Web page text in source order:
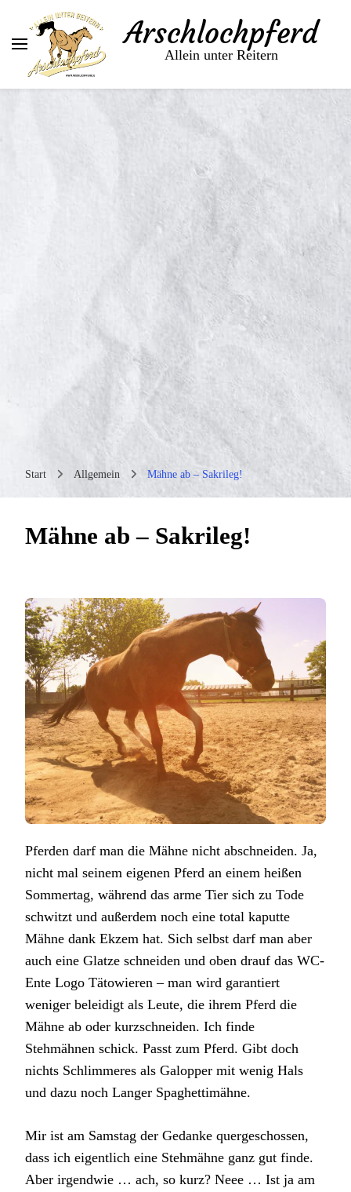
Arschlochpferd
Allein unter Reitern
Start Allgemein Mähne ab – Sakrileg!
Mähne ab – Sakrileg!
Pferden darf man die Mähne nicht abschneiden. Ja,
nicht mal seinem eigenen Pferd an einem heißen
Sommertag, während das arme Tier sich zu Tode
schwitzt und außerdem noch eine total kaputte
Mähne dank Ekzem hat. Sich selbst darf man aber
auch eine Glatze schneiden und oben drauf das WC-
Ente Logo Tätowieren – man wird garantiert
weniger beleidigt als Leute, die ihrem Pferd die
Mähne ab oder kurzschneiden. Ich finde
Stehmähnen schick. Passt zum Pferd. Gibt doch
nichts Schlimmeres als Galopper mit wenig Hals
und dazu noch Langer Spaghettimähne.
Mir ist am Samstag der Gedanke quergeschossen,
dass ich eigentlich eine Stehmähne ganz gut finde.
Aber irgendwie … ach, so kurz? Neee … Ist ja am